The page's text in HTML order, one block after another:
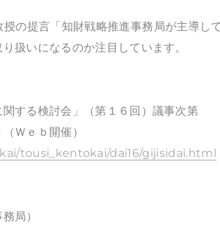
の提言「知財戦略推進事務局が主導し
扱いになるのか注目しています。
する検討会」（第１６回）議事次第
Ｗｅｂ開催）
tousi_kentokai/dai16/gijisidai.html
局）